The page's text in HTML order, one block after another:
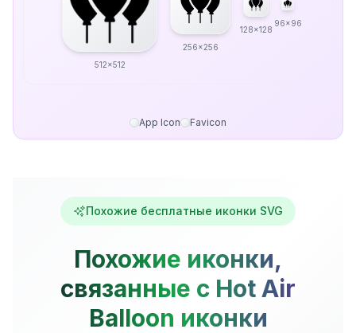
512x512
256x256
128x128
96x96
App Icon Favicon
Похожие бесплатные иконки SVG
Похожие иконки,
связанные с Hot Air
Balloon иконки